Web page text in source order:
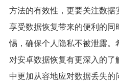
方法的有效性，更要关注数据
享受数据恢复带来的便利的同
惕，确保个人隐私不被泄露
对安卓数据恢复有更深入的
中更加从容地应对数据丢失的